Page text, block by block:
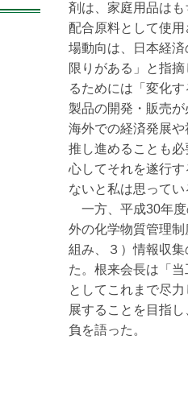
剤は、家庭用品は
配合原料として使
場動向は、日本経
限りがある」と指
るためには「変化
製品の開発・販売
海外での経済発展
推し進めることも
心してそれを遂行
ないと私は思って
一方、平成30年度
外の化学物質管理
組み、３）情報収
た。根来会長は「
としてこれまで尽
展することを目指
負を語った。